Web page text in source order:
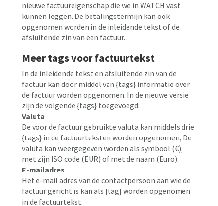
nieuwe factuureigenschap die we in WATCH vast
kunnen leggen. De betalingstermijn kan ook
opgenomen worden in de inleidende tekst of de
afsluitende zin van een factuur.
Meer tags voor factuurtekst
In de inleidende tekst en afsluitende zin van de
factuur kan door middel van {tags} informatie over
de factuur worden opgenomen. In de nieuwe versie
zijn de volgende {tags} toegevoegd:
Valuta
De voor de factuur gebruikte valuta kan middels drie
{tags} in de factuurteksten worden opgenomen, De
valuta kan weergegeven worden als symbool (€),
met zijn ISO code (EUR) of met de naam (Euro).
E-mailadres
Het e-mail adres van de contactpersoon aan wie de
factuur gericht is kan als {tag} worden opgenomen
in de factuurtekst.